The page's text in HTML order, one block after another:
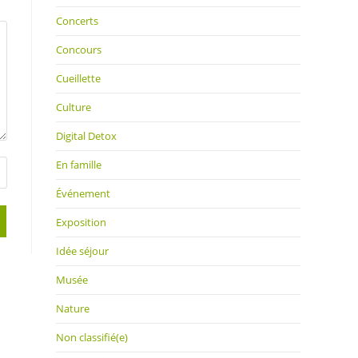
Concerts
Concours
Cueillette
Culture
Digital Detox
En famille
Événement
Exposition
Idée séjour
Musée
Nature
Non classifié(e)